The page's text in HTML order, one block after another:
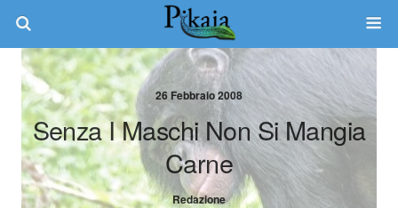
26 Febbraio 2008
Senza I Maschi Non Si Mangia
Carne
Redazione